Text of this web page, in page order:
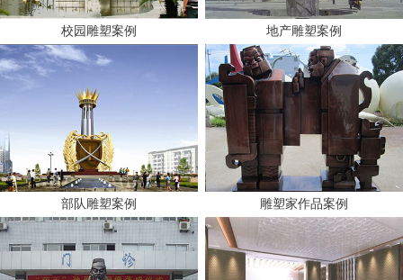
校园雕塑案例
部队雕塑案例
地产雕塑案例
雕塑家作品案例